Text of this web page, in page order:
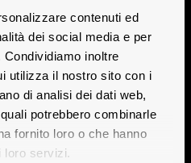
contenuti ed
dei social media e per
inoltre
utilizza il nostro sito con i
di analisi dei dati web,
potrebbero combinarle
fornito loro o che hanno
loro servizi.